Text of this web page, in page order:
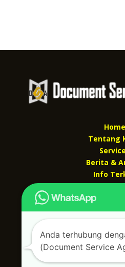
Home
Tentang
Berita &
Info
Kontak
Kontak kami
Alamat kantor :
Jl Swadaya Pam No 6 Rt 006
Cakung, Jakarta Timur 13930
(Dekat Mesjid Al Marzukiyah
Anda terhubung
(Document Service